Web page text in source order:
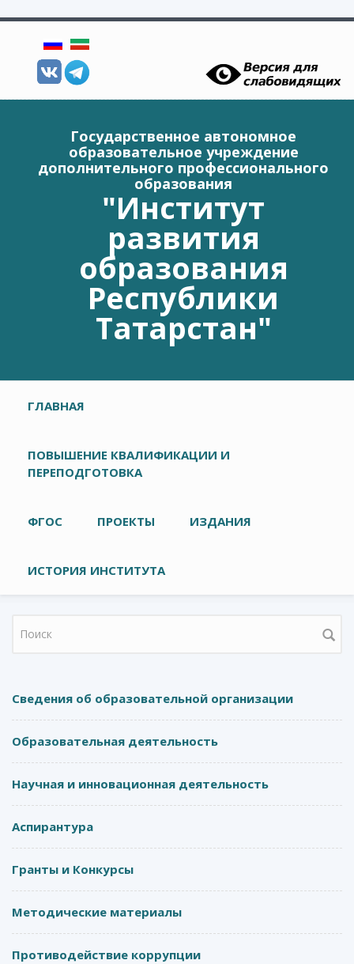
Государственное автономное
образовательное учреждение
дополнительного профессионального
образования
"Институт
развития
образования
Республики
Татарстан"
Главное меню
ГЛАВНАЯ
ПОВЫШЕНИЕ КВАЛИФИКАЦИИ И
ПЕРЕПОДГОТОВКА
ФГОС ПРОЕКТЫ ИЗДАНИЯ
ИСТОРИЯ ИНСТИТУТА
Форма поиска
Сведения об образовательной организации
Образовательная деятельность
Научная и инновационная деятельность
Аспирантура
Гранты и Конкурсы
Методические материалы
Противодействие коррупции